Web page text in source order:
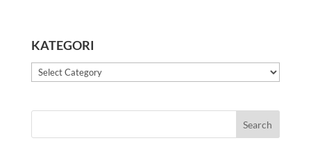
KATEGORI
Kategori